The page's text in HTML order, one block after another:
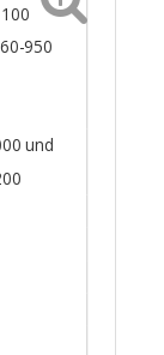
950
und